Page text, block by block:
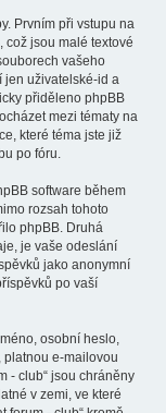
Prvním při vstupu na
což jsou malé textové
vašeho
jen uživatelské-id a
přiděleno phpBB
mezi tématy na
které téma jste již
po fóru.
software během
rozsah tohoto
phpBB. Druhá
je vaše odeslání
jako anonymní
po vaší
osobní heslo,
e-mailovou
- club“ jsou chráněny
v zemi, ve které